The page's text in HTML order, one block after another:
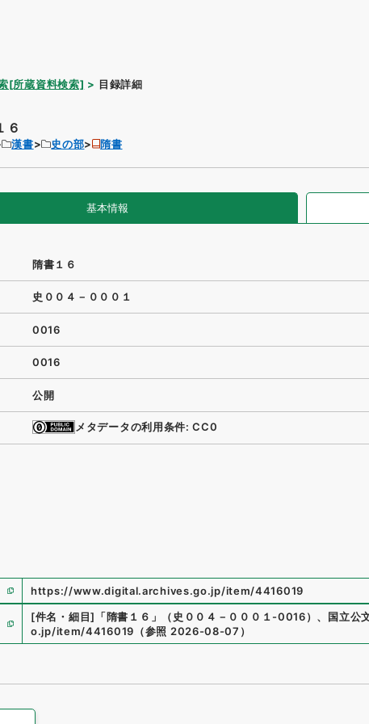
[所蔵資料検索] 目録詳細
６
漢書 史の部 隋書
基本情報
隋書１６
史００４－０００１
0016
0016
公開
メタデータの利用条件: CC0
https://www.digital.archives.go.jp/item/4416019
[件名・細目] 「隋書１６ 」 （史００４－０００１-0016） 、 国立公
o.jp/item/4416019 （参照 2026-08-07 ）